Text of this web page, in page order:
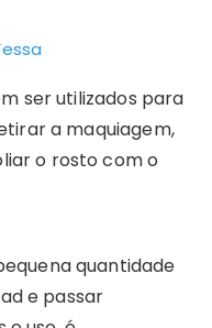
ser utilizados para
a maquiagem,
o rosto com o
quantidade
e passar